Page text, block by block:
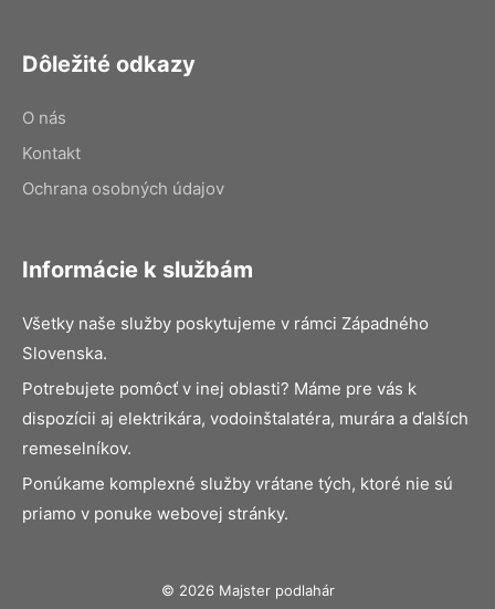
Dôležité odkazy
O nás
Kontakt
Ochrana osobných údajov
Informácie k službám
Všetky naše služby poskytujeme v rámci Západného
Slovenska.
Potrebujete pomôcť v inej oblasti? Máme pre vás k
dispozícii aj elektrikára, vodoinštalatéra, murára a ďalších
remeselníkov.
Ponúkame komplexné služby vrátane tých, ktoré nie sú
priamo v ponuke webovej stránky.
© 2026 Majster podlahár